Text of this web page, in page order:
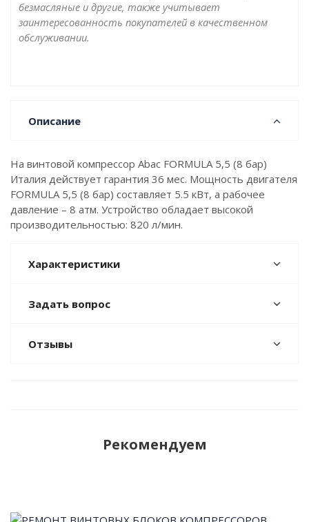
безмасляные и другие, также учитывает
заинтересованность покупателей в качественном
обслуживании.
Описание
На винтовой компрессор Abac FORMULA 5,5 (8 бар)
Италия действует гарантия 36 мес. Мощность двигателя
FORMULA 5,5 (8 бар) составляет 5.5 кВт, а рабочее
давление – 8 атм. Устройство обладает высокой
производительностью: 820 л/мин.
Характеристики
Задать вопрос
Отзывы
Рекомендуем